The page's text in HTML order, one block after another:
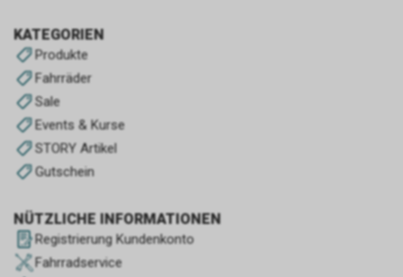
KATEGORIEN
Produkte
Fahrräder
Sale
Events & Kurse
STORY Artikel
Gutschein
NÜTZLICHE INFORMATIONEN
Registrierung Kundenkonto
Fahrradservice